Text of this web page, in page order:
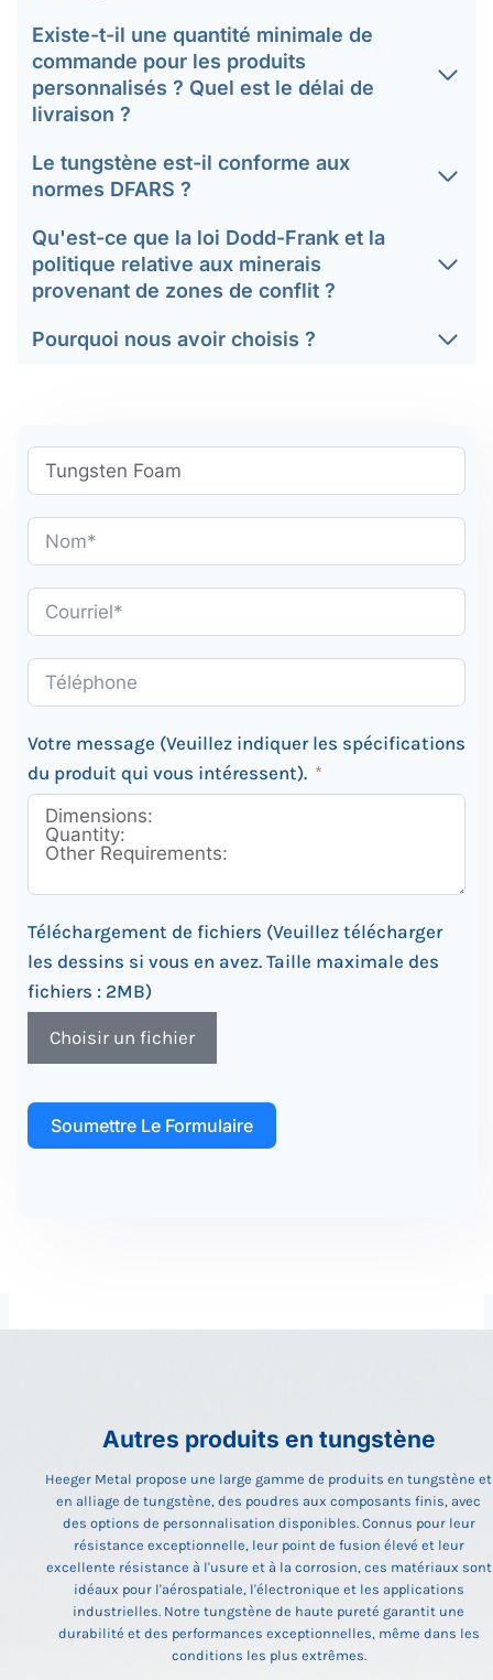
Existe-t-il une quantité minimale de
commande pour les produits
personnalisés ? Quel est le délai de
livraison ?
Le tungstène est-il conforme aux
normes DFARS ?
Qu'est-ce que la loi Dodd-Frank et la
politique relative aux minerais
provenant de zones de conflit ?
Pourquoi nous avoir choisis ?
Votre message (Veuillez indiquer les spécifications
du produit qui vous intéressent).
Téléchargement de fichiers (Veuillez télécharger
les dessins si vous en avez. Taille maximale des
fichiers : 2MB)
Choisir un fichier
Soumettre Le Formulaire
Autres produits en tungstène
Heeger Metal propose une large gamme de produits en tungstène et
en alliage de tungstène, des poudres aux composants finis, avec
des options de personnalisation disponibles. Connus pour leur
résistance exceptionnelle, leur point de fusion élevé et leur
excellente résistance à l'usure et à la corrosion, ces matériaux sont
idéaux pour l'aérospatiale, l'électronique et les applications
industrielles. Notre tungstène de haute pureté garantit une
durabilité et des performances exceptionnelles, même dans les
conditions les plus extrêmes.